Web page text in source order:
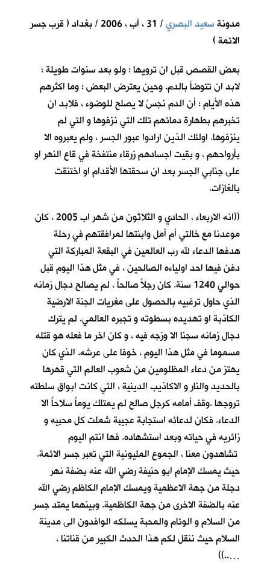
مدونةسعيد البصري
/ 31 ، آب ، 2006 / بغداد ( قرب جسر
الائمة )
بعض القصص قبل ان ترويها ؛ ولو بعد سنوات طويلة ؛
لابد ان تتوضأ بالدم. وحين يعترض البعض ؛ وما اكثرهم
هذه الأيام ؛ أن الدم نجسٌ لا يصلح للوضوء ، فلابد ان
تخبرهم بطهارة دمائهم تلك التي نزفوها و التي لم
ينزفوها. اولئك الذين ارادوا عبور الجسر ، ولم يعبروه الا
بأرواحهم ، و بقيت اجسادهم زرقاء منتفخة في قاع النهر او
على جنابي الجسر بعد ان سحقتها الأقدام او اختنقت
بالغازات.
((انه الاربعاء ، الحادي و الثلاثون من شهر اب 2005 ، كان
موعدنا مع خالتي أم أمل وابنتها لمرافقتهم في رحلة
هدفها الدعاء لله رب العالمين في البقعة المباركة التي
دفن فيها احد اولياءه الصالحين ، في مثل هذا اليوم قبل
حوالي 1240 سنة. كان رجلاً صالحاً ، لم يصالح دجال زمانه
الذي حاول ترغبيه بالحصول على مغريات الجنة الارضية
الكاذبة او تهديده بسطوته و تجبره العالمي. لم يترك
دجال زمانه سجنا الا وزجه فيه ، و كان اخر ما فعله هو قتله
مسموما في مثل هذا اليوم ، خوفا على عرشه. الذي كان
يهتز من دعاء المظلومين من شعوب العالم التي قهرها
بالحديد والنار و الاكاذيب الدينية ، التي كانت ابواق سلطته
تروجها .وقف أمامه كرجل صالح لم يمتلك يوماً سلاحاً الا
الدعاء. فكان لدعائه استجابة عجيبة شملت كل محبيه و
زائريه في حياته وبعد استشهاده. فها انتم اليوم
تشاهدون معنا ، الجموع المليونية التي تعبر جسر الائمة.
حيث يمسك الإمام ابو حنيفة رضي الله عنه بضفة نهر
دجلة من جهة الاعظمية ويمسك الإمام الكاظم رضي الله
عنه بالضفة الاخرى من جهة الكاظمية. وبينهما يمتد جسر
من السلام و الوئام والمحبة يسلكه الوافدون الى مدينة
السلام حيث ننقل لكم هذا الحدث الكبير من قناتنا ،
…..))